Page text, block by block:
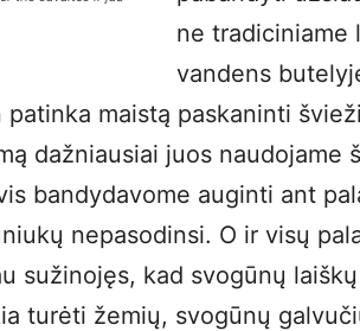
ne tradiciniame
vandens
maistą paskaninti
dažniausiai juos naudojame
bandydavome auginti ant
nepasodinsi. O ir visų
sužinojęs, kad svogūnų
turėti žemių, svogūnų